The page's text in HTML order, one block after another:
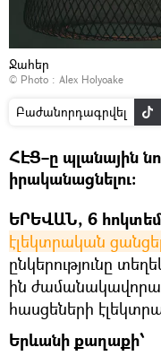
Ջահեր
© Photo : Alex Holyoake
Բաժանորդագրվել
ՀԷՑ–ը պլանային
իրականացնելու։
ԵՐԵՎԱՆ, 6
էլեկտրական
ընկերությունը
ին
հասցեների
Երևանի քաղաքի՝